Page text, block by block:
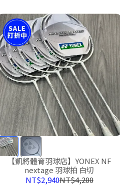
【凱將體育羽球店】YONEX NF
nextage 羽球拍 白切
NT$2,940NT$4,200